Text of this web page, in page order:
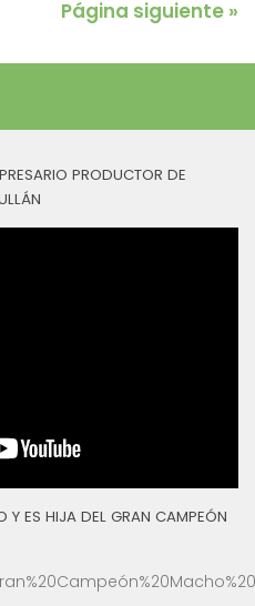
Página siguiente »
PRODUCTOR DE
Y ES HIJA DEL GRAN CAMPEÓN